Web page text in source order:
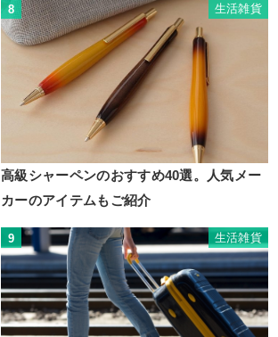
8 生活雑貨
高級シャーペンのおすすめ40選。人気メー
カーのアイテムもご紹介
9 生活雑貨